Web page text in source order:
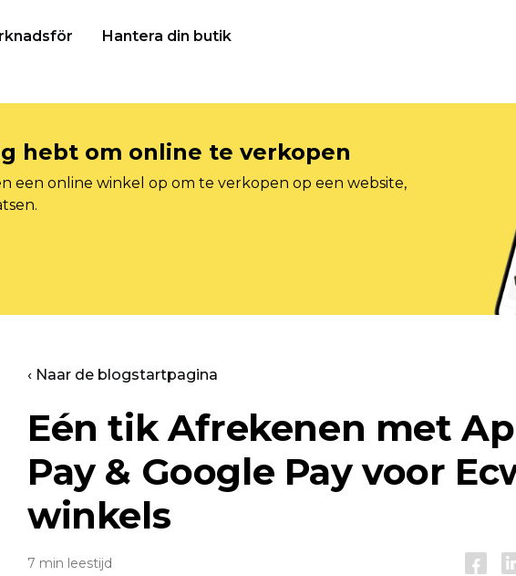
Hantera din butik
hebt om online te verkopen
een online winkel op om te verkopen op een website,
‹ Naar de blogstartpagina
Eén tikAfrekenen met
Pay & Google Pay voor
winkels
7 min leestijd